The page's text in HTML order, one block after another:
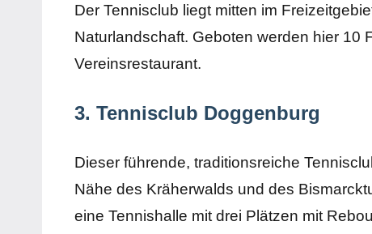
Der Tennisclub liegt mitten im
Naturlandschaft. Geboten werden hier 10
Vereinsrestaurant.
3. Tennisclub Doggenburg
Dieser führende, traditionsreiche
Nähe des Kräherwalds und des
eine Tennishalle mit drei Plätzen mit